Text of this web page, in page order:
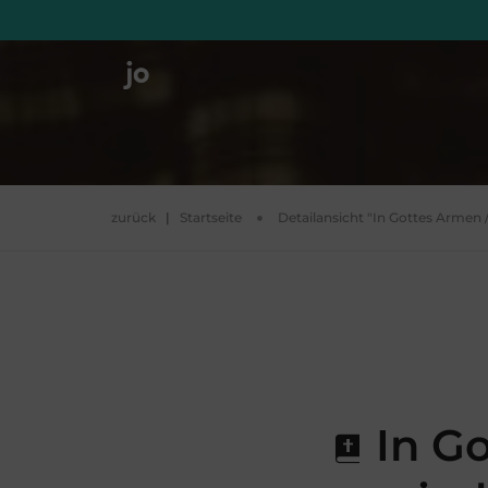
zurück | Startseite Detailansicht "In Gottes
In